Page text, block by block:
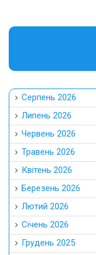
Серпень 2026
Липень 2026
Червень 2026
Травень 2026
Квітень 2026
Березень 2026
Лютий 2026
Січень 2026
Грудень 2025